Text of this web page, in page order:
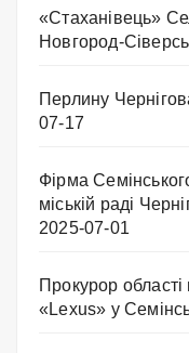
«Стаханівець»
Новгород-
Перлину
07-17
Фірма
міській раді
2025-07-01
Прокурор
«Lexus» у